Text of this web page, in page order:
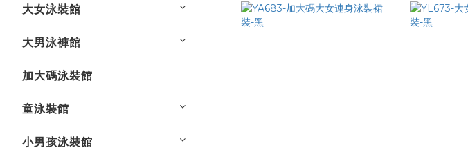
大女泳裝館
大男泳褲館
加大碼泳裝館
童泳裝館
小男孩泳裝館